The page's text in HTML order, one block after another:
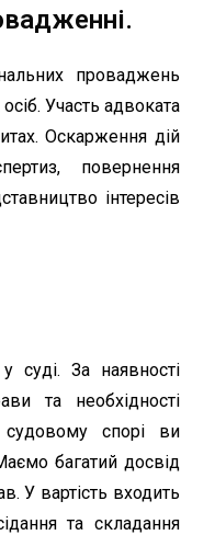
проваджень
Участь адвоката
Оскарження дій
повернення
інтересів
суді. За наявності
та необхідності
спорі ви
багатий досвід
У вартість входить
та складання